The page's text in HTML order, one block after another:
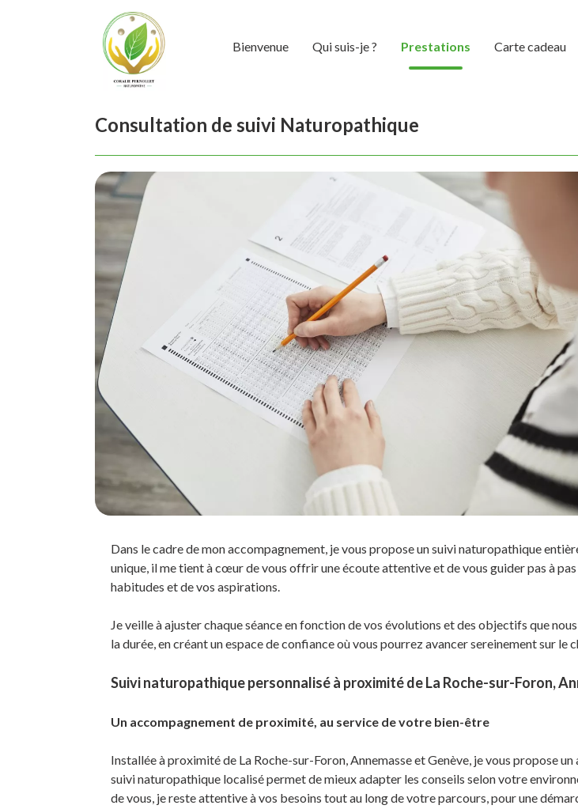
Bienvenue Qui suis-je ? Prestations Carte cadeau
Consultation de suivi Naturopathique
Dans le cadre de mon accompagnement, je vous propose un suivi naturopathique
unique, il me tient à cœur de vous offrir une écoute attentive et de vous guider pas à
habitudes et de vos aspirations.
Je veille à ajuster chaque séance en fonction de vos évolutions et des objectifs que
la durée, en créant un espace de confiance où vous pourrez avancer sereinement sur le
Suivi naturopathique personnalisé à proximité de La Roche-sur-Foron,
Un accompagnement de proximité, au service de votre bien-être
Installée à proximité de La Roche-sur-Foron, Annemasse et Genève, je vous propose
suivi naturopathique localisé permet de mieux adapter les conseils selon votre
de vous, je reste attentive à vos besoins tout au long de votre parcours, pour une